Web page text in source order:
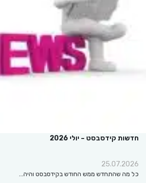
חדשות קידסבסט – יולי 2026
25.07.2026
כל מה שהתחדש ממש החודש בקידסבסט והיה…